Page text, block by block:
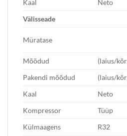
Kaal Neto
Välisseade
Müratase
Mõõdud (laius/
Pakendi mõõdud
(laius/
Kaal
Neto
Kompressor
Tüüp
Külmaagens
R32